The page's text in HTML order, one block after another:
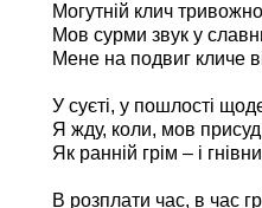
Могутній клич
Мов сурми звук у
Мене на подвиг кличе
У суєті, у пошлості
Я жду, коли, мов присуд
Як ранній грім – і
В розплати час, в час